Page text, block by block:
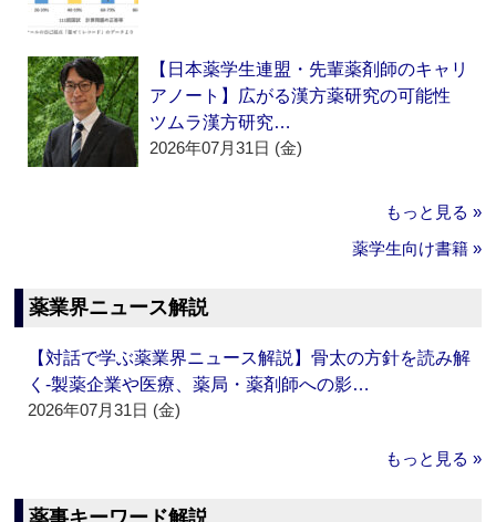
【日本薬学生連盟・先輩薬剤師のキャリ
アノート】広がる漢方薬研究の可能性
ツムラ漢方研究…
2026年07月31日 (金)
もっと見る »
薬学生向け書籍 »
薬業界ニュース解説
【対話で学ぶ薬業界ニュース解説】骨太の方針を読み解
く‐製薬企業や医療、薬局・薬剤師への影…
2026年07月31日 (金)
もっと見る »